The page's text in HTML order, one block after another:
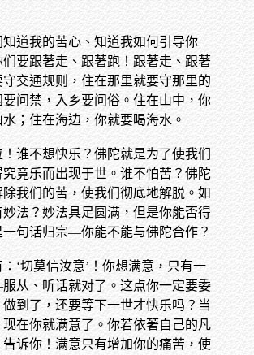
知道我的苦心、知道我如何引导你
们要跟著走、跟著跑！跟著走、跟著
守交通规则，住在那里就要守那里的
要问禁，入乡要问俗。住在山中，你
；住在海边，你就要喝海水。
！谁不想快乐？佛陀就是为了使我们
竟乐而出现于世。谁不怕苦？佛陀
我们的苦，使我们彻底地解脱。如
妙法？妙法具足圆满，但是你能否得
一句话归宗—你能不能与佛陀合作？
‘切莫信汝意’！你想满意，只有一
从、听话就对了。这点你一定要委
做到了，还要等下一世才快乐吗？当
现在你就满意了。你若依著自己的凡
告诉你！满意只有增加你的痛苦，使